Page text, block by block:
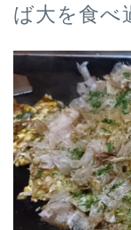
ば大を食べ